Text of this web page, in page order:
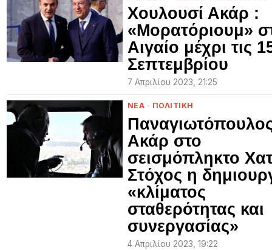
Χουλουσί Ακάρ :
«Μορατόριουμ»
Αιγαίο μέχρι τις
Σεπτεμβρίου
7 Απριλίου 2023, 21:25
ΝΕΑ · ΠΟΛΙΤΙΚΗ
Ακάρ στο
σεισμόπληκτο
Στόχος η
«κλίματος
σταθερότητας και
συνεργασίας»
4 Απριλίου 2023, 19:22